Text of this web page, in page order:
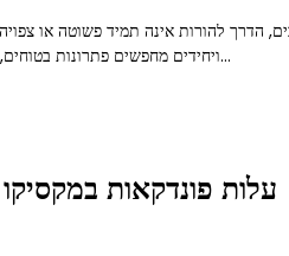
הדרך להורות אינה תמיד פשוטה או
ויחידים מחפשים פתרונות בטוחים, מקצועיים ונגישים שיסייעו להם להגשים את…
עלות פונדקאות